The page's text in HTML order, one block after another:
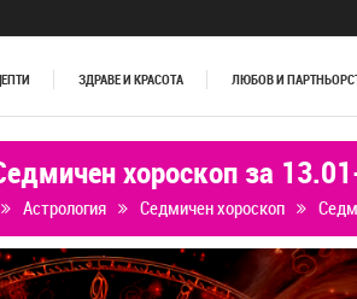
ЗДРАВЕ И КРАСОТА ЛЮБОВ И
хороскоп за
Астрология Седмичен хороскоп